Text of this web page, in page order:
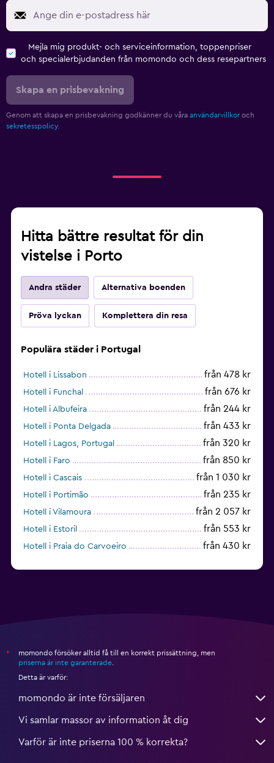
Mejla mig produkt- och serviceinformation, toppenpriser
och specialerbjudanden från momondo och dess resepartners
Skapa en prisbevakning
Genom att skapa en prisbevakning godkänner du våra användarvillkor och
sekretesspolicy.
Hitta bättre resultat för din
vistelse i Porto
Andra städer Alternativa boenden
Pröva lyckan Komplettera din resa
Populära städer i Portugal
Hotell i Lissabon från 478 kr
Hotell i Funchal från 676 kr
Hotell i Albufeira från 244 kr
Hotell i Ponta Delgada från 433 kr
Hotell i Lagos, Portugal från 320 kr
Hotell i Faro från 850 kr
Hotell i Cascais från 1 030 kr
Hotell i Portimão från 235 kr
Hotell i Vilamoura från 2 057 kr
Hotell i Estoril från 553 kr
Hotell i Praia do Carvoeiro från 430 kr
*
momondo försöker alltid få till en korrekt prissättning, men
priserna är inte garanterade
Detta är varför:
momondo är inte försäljaren
Vi samlar massor av information åt dig
Varför är inte priserna 100 % korrekta?